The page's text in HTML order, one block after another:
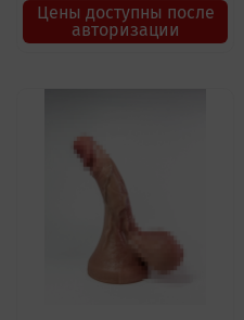
Цены доступны после
авторизации